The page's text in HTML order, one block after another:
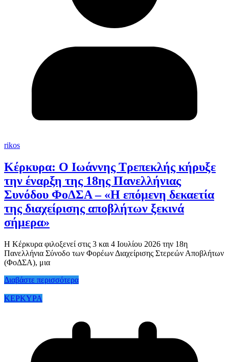
rikos
Κέρκυρα: Ο Ιωάννης Τρεπεκλής κήρυξε
την έναρξη της 18ης Πανελλήνιας
Συνόδου ΦοΔΣΑ – «Η επόμενη δεκαετία
της διαχείρισης αποβλήτων ξεκινά
σήμερα»
Η Κέρκυρα φιλοξενεί στις 3 και 4 Ιουλίου 2026 την 18η
Πανελλήνια Σύνοδο των Φορέων Διαχείρισης Στερεών Αποβλήτων
(ΦοΔΣΑ), μια
Διαβάστε περισσότερα
ΚΕΡΚΥΡΑ